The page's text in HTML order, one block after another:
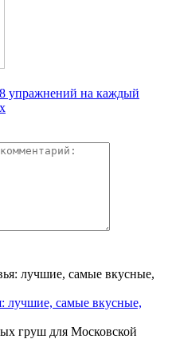
упражнений на каждый
лучшие, самые вкусные,